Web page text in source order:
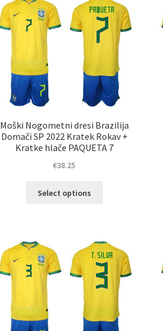
Možnosti
lahko
izberete
strani
izdelka
Moški Nogometni dresi Brazilija
Domači SP 2022 Kratek Rokav +
Kratke hlače PAQUETA 7
€38.25
Select options
različic.
Možnosti
lahko
izberete
na
strani
izdelka